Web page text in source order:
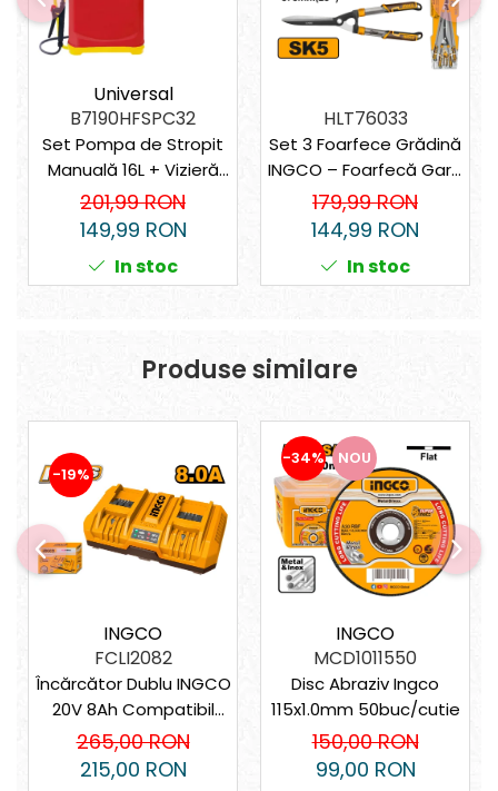
Universal
B7190HFSPC32
Set Pompa de Stropit
Manuală 16L + Vizieră
de Protecție Ingco
pentru Grădină, Livezi,
Erbicidat
201,99 RON
149,99 RON
In stoc
HLT76033
Set 3 Foarfece Grădină
INGCO – Foarfecă Gard
Viu + Foarfecă Pomi +
Foarfecă Crengi
Groase, Lame SK5,
Acoperire Teflon
179,99 RON
144,99 RON
In stoc
Produse similare
-19%
INGCO
FCLI2082
Încărcător Dublu INGCO
20V 8Ah Compatibil
P20S 2 Sloturi
265,00 RON
215,00 RON
-34% NOU
INGCO
MCD1011550
Disc Abraziv Ingco
115x1.0mm 50buc/cutie
150,00 RON
99,00 RON